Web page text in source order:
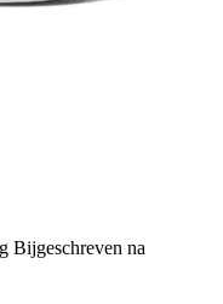
Bijgeschreven na